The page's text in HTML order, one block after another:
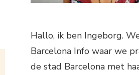
Hallo, ik ben Ingeborg.
Barcelona Info waar we
de stad Barcelona met